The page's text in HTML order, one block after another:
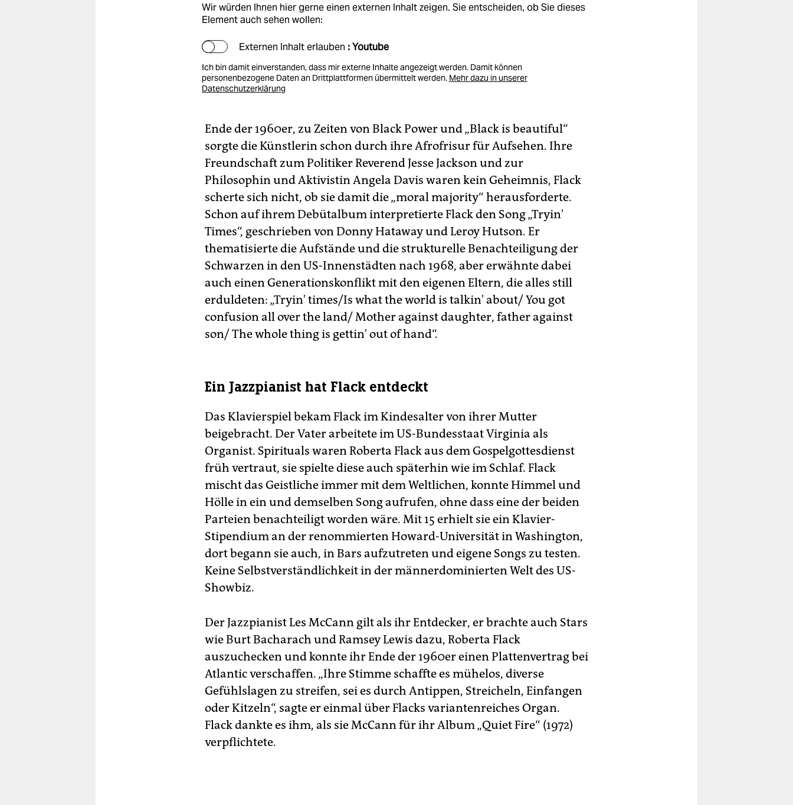
Wir würden Ihnen hier gerne einen externen Inhalt zeigen. Sie entscheiden, ob Sie dieses
Element auch sehen wollen:
Externen Inhalt erlauben : Youtube
Ich bin damit einverstanden, dass mir externe Inhalte angezeigt werden. Damit können
personenbezogene Daten an Drittplattformen übermittelt werden. Mehr dazu in unserer
Datenschutzerklärung
Ende der 1960er, zu Zeiten von Black Power und „Black is beautiful“
sorgte die Künstlerin schon durch ihre Afrofrisur für Aufsehen. Ihre
Freundschaft zum Politiker Reverend Jesse Jackson und zur
Philosophin und Aktivistin Angela Davis waren kein Geheimnis, Flack
scherte sich nicht, ob sie damit die „moral majority“ herausforderte.
Schon auf ihrem Debütalbum interpretierte Flack den Song „Tryin'
Times“, geschrieben von Donny Hataway und Leroy Hutson. Er
thematisierte die Aufstände und die strukturelle Benachteiligung der
Schwarzen in den US-Innenstädten nach 1968, aber erwähnte dabei
auch einen Generationskonflikt mit den eigenen Eltern, die alles still
erduldeten: „Tryin' times/Is what the world is talkin' about/ You got
confusion all over the land/ Mother against daughter, father against
son/ The whole thing is gettin' out of hand“.
Ein Jazzpianist hat Flack entdeckt
Das Klavierspiel bekam Flack im Kindesalter von ihrer Mutter
beigebracht. Der Vater arbeitete im US-Bundesstaat Virginia als
Organist. Spirituals waren Roberta Flack aus dem Gospelgottesdienst
früh vertraut, sie spielte diese auch späterhin wie im Schlaf. Flack
mischt das Geistliche immer mit dem Weltlichen, konnte Himmel und
Hölle in ein und demselben Song aufrufen, ohne dass eine der beiden
Parteien benachteiligt worden wäre. Mit 15 erhielt sie ein Klavier-
Stipendium an der renommierten Howard-Universität in Washington,
dort begann sie auch, in Bars aufzutreten und eigene Songs zu testen.
Keine Selbstverständlichkeit in der männerdominierten Welt des US-
Showbiz.
Der Jazzpianist Les McCann gilt als ihr Entdecker, er brachte auch Stars
wie Burt Bacharach und Ramsey Lewis dazu, Roberta Flack
auszuchecken und konnte ihr Ende der 1960er einen Plattenvertrag bei
Atlantic verschaffen. „Ihre Stimme schaffte es mühelos, diverse
Gefühlslagen zu streifen, sei es durch Antippen, Streicheln, Einfangen
oder Kitzeln“, sagte er einmal über Flacks variantenreiches Organ.
Flack dankte es ihm, als sie McCann für ihr Album „Quiet Fire“ (1972)
verpflichtete.